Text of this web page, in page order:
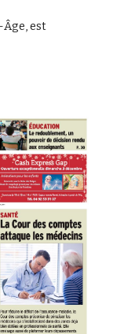
Âge, est